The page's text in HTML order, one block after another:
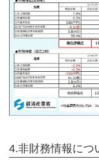
4.非財務情報につ